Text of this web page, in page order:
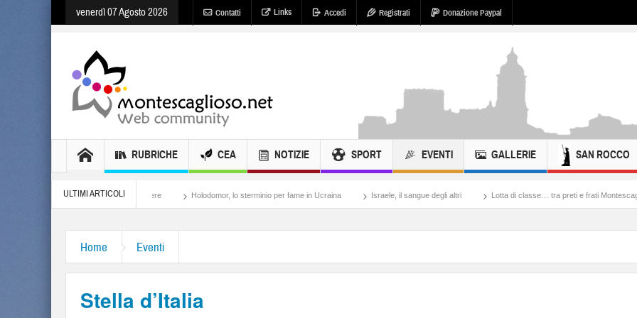
venerdì 07 Agosto 2026 Contatti Links Accedi Registrati Donazione Paypal
RUBRICHE CEA NOTIZIE SPORT EVENTI GALLERIE SAN ROCCO
ULTIMI ARTICOLI
Meloni, il lamento al potere Holodomor, lo sterminio per fame in Ucraina Israele, il sangue degli altri Lotta di classe… tra preti e frati Montescaglioso
Home Eventi
Stella d’Italia